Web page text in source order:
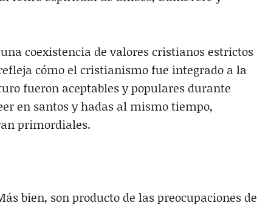
coexistencia de valores cristianos estrictos
cómo el cristianismo fue integrado a la
fueron aceptables y populares durante
en santos y hadas al mismo tiempo,
primordiales.
bien, son producto de las preocupaciones de